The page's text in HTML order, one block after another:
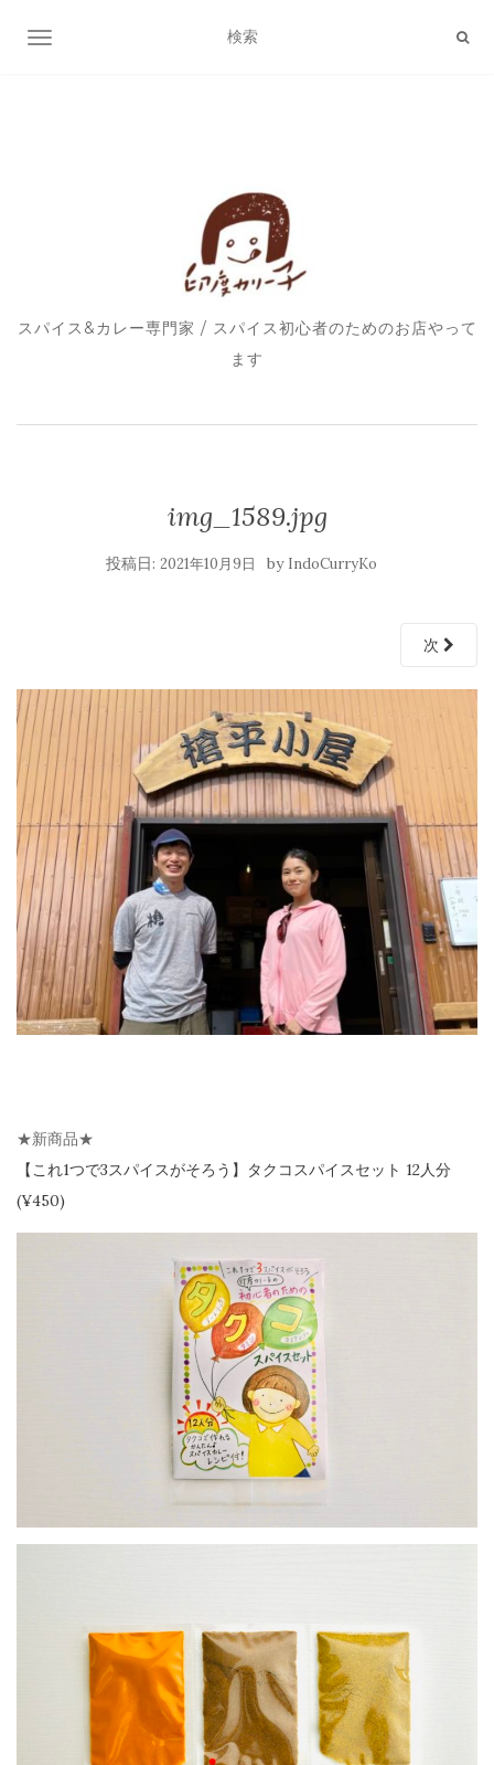
ナビゲーション切り替え
スパイス&カレー専門家 / スパイス初心者のためのお店やって
ます
img_1589.jpg
投稿日: 2021年10月9日 by IndoCurryKo
次
★新商品★
【これ1つで3スパイスがそろう】
タクコスパイスセット 12人分
(¥450)